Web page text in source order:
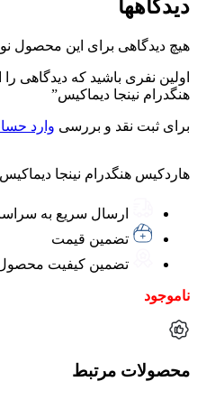
دیدگاهها
هیچ دیدگاهی برای این محصول
اولین نفری باشید که دیدگاهی
هنگدرام نینجا دیماکیس”
برای ثبت نقد و بررسی وارد
هاردکیس هنگدرام نینجا دیماکیس
ارسال سریع به
تضمین قیمت
تضمین کیفیت
ناموجود
محصولات مرتبط